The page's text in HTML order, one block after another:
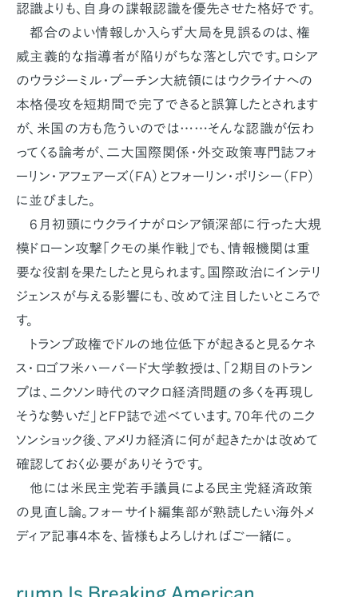
認識よりも、自身の諜報認識を優先させた格好です。
都合のよい情報しか入らず大局を見誤るのは、権
威主義的な指導者が陥りがちな落とし穴です。ロシア
のウラジーミル・プーチン大統領にはウクライナへの
本格侵攻を短期間で完了できると誤算したとされます
が、米国の方も危ういのでは……そんな認識が伝わ
ってくる論考が、二大国際関係・外交政策専門誌フォ
ーリン・アフェアーズ（FA）とフォーリン・ポリシー（FP）
に並びました。
6月初頭にウクライナがロシア領深部に行った大規
模ドローン攻撃「クモの巣作戦」でも、情報機関は重
要な役割を果たしたと見られます。国際政治にインテリ
ジェンスが与える影響にも、改めて注目したいところで
す。
トランプ政権でドルの地位低下が起きると見るケネ
ス・ロゴフ米ハーバード大学教授は、「2期目のトラン
プは、ニクソン時代のマクロ経済問題の多くを再現し
そうな勢いだ」とFP誌で述べています。70年代のニク
ソンショック後、アメリカ経済に何が起きたかは改めて
確認しておく必要がありそうです。
他には米民主党若手議員による民主党経済政策
の見直し論。フォーサイト編集部が熟読したい海外メ
ディア記事4本を、皆様もよろしければご一緒に。
rump Is Breaking American